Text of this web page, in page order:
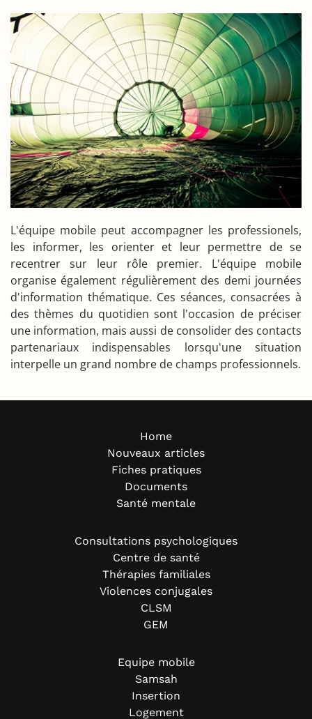
L'équipe mobile peut accompagner les professionels,
les informer, les orienter et leur permettre de se
recentrer sur leur rôle premier. L'équipe mobile
organise également régulièrement des demi journées
d'information thématique. Ces séances, consacrées à
des thèmes du quotidien sont l'occasion de préciser
une information, mais aussi de consolider des contacts
partenariaux indispensables lorsqu'une situation
interpelle un grand nombre de champs professionnels.
Home
Nouveaux articles
Fiches pratiques
Documents
Santé mentale
Consultations psychologiques
Centre de santé
Thérapies familiales
Violences conjugales
CLSM
GEM
Equipe mobile
Samsah
Insertion
Logement